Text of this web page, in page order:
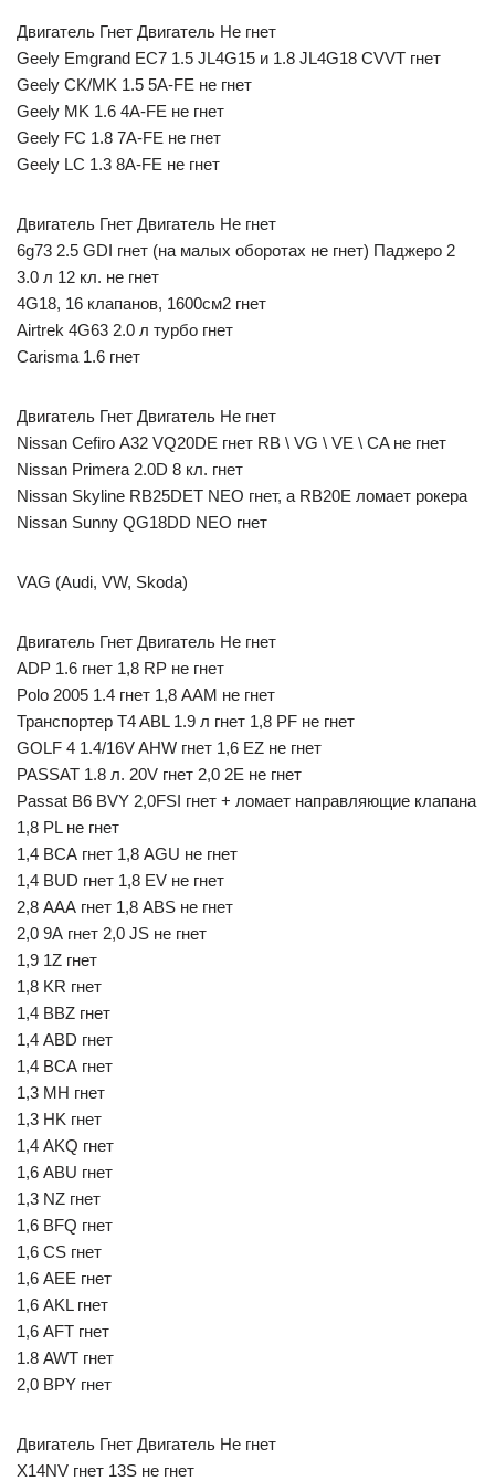
Двигатель Гнет Двигатель Не гнет
Geely Emgrand EC7 1.5 JL4G15 и 1.8 JL4G18 CVVT гнет
Geely CK/MK 1.5 5A-FE не гнет
Geely MK 1.6 4A-FE не гнет
Geely FC 1.8 7A-FE не гнет
Geely LC 1.3 8A-FE не гнет
Двигатель Гнет Двигатель Не гнет
6g73 2.5 GDI гнет (на малых оборотах не гнет) Паджеро 2
3.0 л 12 кл. не гнет
4G18, 16 клапанов, 1600см2 гнет
Airtrek 4G63 2.0 л турбо гнет
Carisma 1.6 гнет
Двигатель Гнет Двигатель Не гнет
Nissan Cefiro А32 VQ20DE гнет RB \ VG \ VE \ CA не гнет
Nissan Primera 2.0D 8 кл. гнет
Nissan Skyline RB25DET NEO гнет, а RB20E ломает рокера
Nissan Sunny QG18DD NEO гнет
VAG (Audi, VW, Skoda)
Двигатель Гнет Двигатель Не гнет
ADP 1.6 гнет 1,8 RP не гнет
Polo 2005 1.4 гнет 1,8 ААМ не гнет
Транспортер T4 ABL 1.9 л гнет 1,8 PF не гнет
GOLF 4 1.4/16V AHW гнет 1,6 ЕZ не гнет
PASSAT 1.8 л. 20V гнет 2,0 2Е не гнет
Passat B6 BVY 2,0FSI гнет + ломает направляющие клапана
1,8 PL не гнет
1,4 ВСА гнет 1,8 АGU не гнет
1,4 BUD гнет 1,8 EV не гнет
2,8 ААА гнет 1,8 ABS не гнет
2,0 9А гнет 2,0 JS не гнет
1,9 1Z гнет
1,8 KR гнет
1,4 BBZ гнет
1,4 ABD гнет
1,4 ВСА гнет
1,3 МН гнет
1,3 HK гнет
1,4 AKQ гнет
1,6 ABU гнет
1,3 NZ гнет
1,6 BFQ гнет
1,6 CS гнет
1,6 АЕЕ гнет
1,6 AKL гнет
1,6 AFT гнет
1.8 AWT гнет
2,0 BPY гнет
Двигатель Гнет Двигатель Не гнет
X14NV гнет 13S не гнет